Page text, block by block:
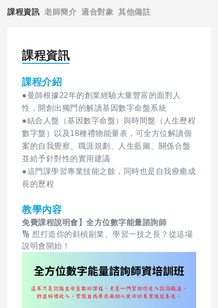
課程資訊 老師簡介 適合對象 其他備註
課程資訊
課程介紹
●曼師根據22年的創業經驗大量豐富的面對人
性，開創出獨門的解讀基因數字命盤系統
●結合人盤（基因數字命盤）與時間盤（人生歷程
數字盤）以及18種禮物能量表，可全方位解讀個
案的自我覺察、職涯規劃、人生藍圖、關係合盤
並給予針對性的實用建議
●這門課學習專業技能之餘，同時也是自我療癒成
長的歷程
教學內容
免費課程說明會】全方位數字能量諮詢師
🔢 想打造你的斜槓副業、學習一技之長？從這場
說明會開始！